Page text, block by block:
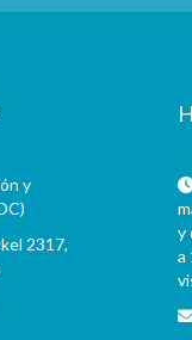
y
2317,
y
a